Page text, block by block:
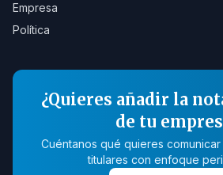
Empresa
Política
¿Quieres añadir la
de tu
Cuéntanos qué quieres
titulares con enfoque